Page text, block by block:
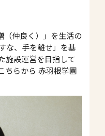
（仲良く）」を生活の
な、手を離せ」を基
施設運営を目指して
ちらから 赤羽根学園